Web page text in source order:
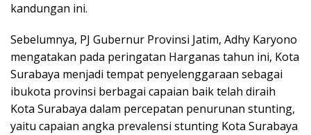
kandungan ini.
Sebelumnya, PJ Gubernur Provinsi Jatim, Adhy Karyono
mengatakan pada peringatan Harganas tahun ini, Kota
Surabaya menjadi tempat penyelenggaraan sebagai
ibukota provinsi berbagai capaian baik telah diraih
Kota Surabaya dalam percepatan penurunan stunting,
yaitu capaian angka prevalensi stunting Kota Surabaya